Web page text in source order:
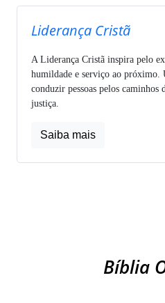
Liderança Cristã
A Liderança Cristã inspira pelo
humildade e serviço ao próximo.
conduzir pessoas pelos
justiça.
Saiba mais
Bíblia